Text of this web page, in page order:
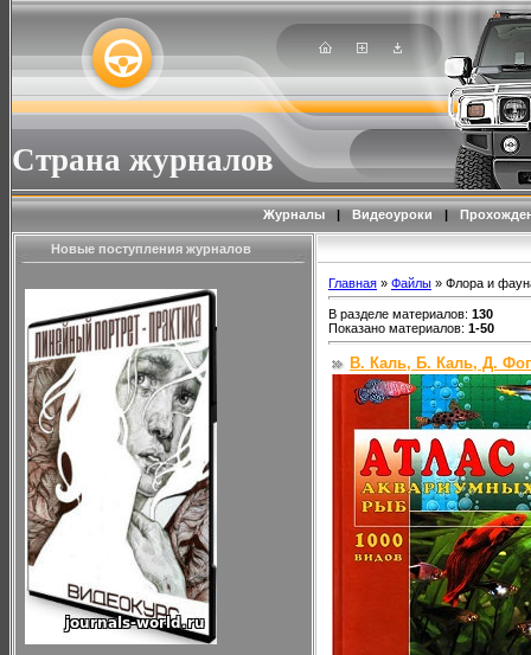
Страна журналов
Журналы | Видеоуроки |
Новые поступления журналов
Главная » Файлы » Флора и
В разделе материалов: 130
Показано материалов: 1-50
В. Каль, Б. Каль, Д.